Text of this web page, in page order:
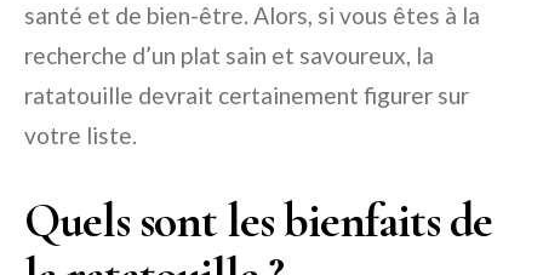
santé et de bien-être. Alors, si vous êtes à la
recherche d’un plat sain et savoureux, la
ratatouille devrait certainement figurer sur
votre liste.
Quels sont les bienfaits de